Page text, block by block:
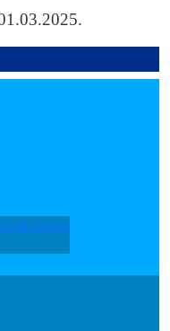
среды